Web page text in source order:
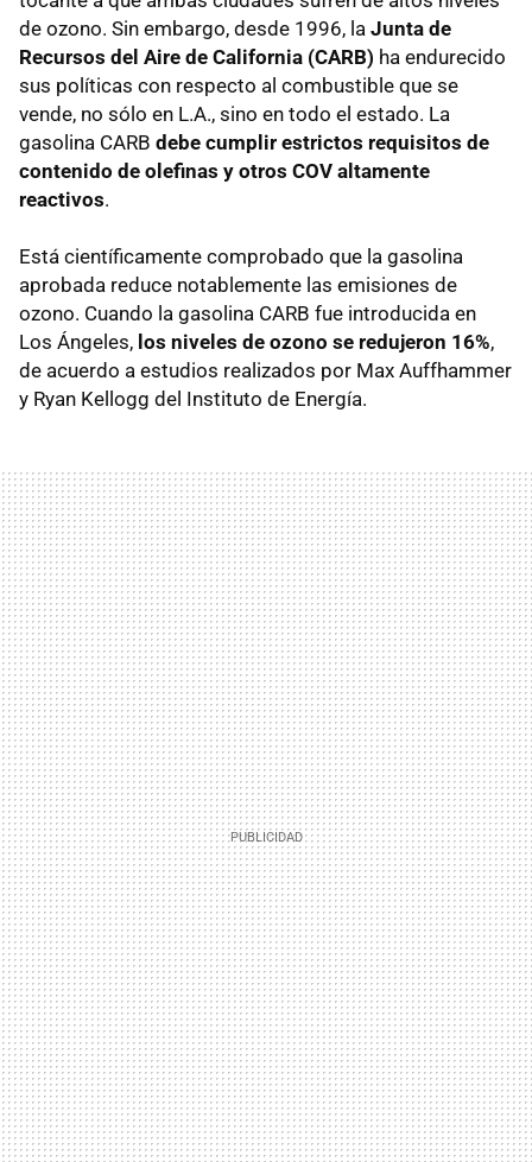
de ozono. Sin embargo, desde 1996, la Junta de
Recursos del Aire de California (CARB) ha endurecido
sus políticas con respecto al combustible que se
vende, no sólo en L.A., sino en todo el estado. La
gasolina CARB debe cumplir estrictos requisitos de
contenido de olefinas y otros COV altamente
reactivos.
Está científicamente comprobado que la gasolina
aprobada reduce notablemente las emisiones de
ozono. Cuando la gasolina CARB fue introducida en
Los Ángeles, los niveles de ozono se redujeron 16%,
de acuerdo a estudios realizados por Max Auffhammer
y Ryan Kellogg del Instituto de Energía.